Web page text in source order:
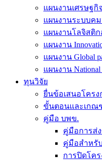
แผนงานเศรษฐกิ
แผนงานระบบค
แผนงานโลจิสติ
แผนงาน
แผนงาน Global
แผนงาน National
ทุนวิจัย
ยื่นข้อเสนอโครง
ขั้นตอนและเกณ
คู่มือ บพข.
คู่มือการส่
คู่มือสำหรั
การปิดโคร